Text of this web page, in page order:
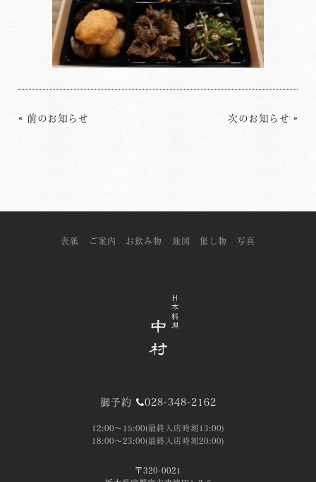
« 前のお知らせ 次のお知らせ »
表紙 ご案内 お飲み物 地図 催し物 写真
御予約 028-348-2162
12:00～15:00(最終入店時刻13:00)
18:00～23:00(最終入店時刻20:00)
〒320-0021